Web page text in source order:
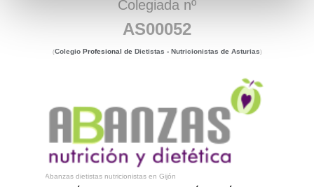
Colegiada nº
AS00052
(ColegioProfesional de Dietistas - Nutricionistas de Asturias)
Abanzas dietistas nutricionistas en Gijón